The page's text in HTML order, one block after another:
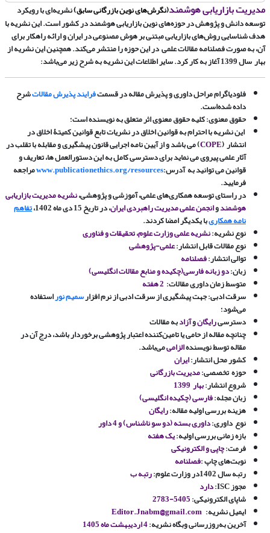
مدیریت بازاریابی هوشمند(نگرش‌های نوین بازرگانی سابق)نشریه‌ای با رویکرد
توسعه دانش و پژوهش در حوزه‌های نوین بازاریابی هوشمند در کشور است. این نشریه با
هدف شناسایی روش‌های بازاریابی مبتنی بر هوش مصنوعی در ایران و ارائه راهکار برای
آن، به صورت فصلنامه مقالات علمی در این حوزه را منتشر می‌کند. همچنین این نشریه از
بهار سال 1399 آغاز به کار کرد. سایر اطلاعات این نشریه به شرح زیر می‌باشد:
فلودیاگرام مراحل داوری و پذیرش مقاله در قسمتفرایندپذیرش مقالاتشرح
داده شده‌است.
حقوق معنوی:کلیه حقوق معنوی اثر متعلق به نویسنده است؛
این نشریه با احترام به قوانین اخلاق در نشریات تابع قوانین کمیتۀ اخلاق در
انتشار(
COPE
)می باشد و از آیین نامه اجرایی قانون پیشگیری و مقابله با تقلب در
آثار علمی پیروی می نماید برایدسترسی کامل به این دستورالعمل ها، تعاریف و
قوانین می توانید به آدرس:www.publicationethics.org/resourcesمراجعه
فرمایید.
در راستای توسعه همکاری‌های علمی، آموزشی و پژوهشی،نشریه مدیریت بازاریابی
هوشمندوانجمن علمی مدیریت راهبردی ایران، در تاریخ 15 دی ماه 1402،
تفاهم
نامه همکاریبا یکدیگر امضا کردند.
نوع نشریه:نشریه علمی وزارت علوم، تحقیقات و فناوری
نوع مقالات قابل انتشار:علمی-پژوهشی
توالی انتشار:فصلنامه
زبان:دو زبانه فارسی(چکیده و منابع مقالات انگلیسی)
متوسط زمان داوری مقالات: 2 هفته
سرقت ادبی:جهت پیشگیری از سرقت ادبی از نرم افزارسمیم نوراستفاده
می‌شود؛
دسترسیرایگانوآزادبه مقالات
چنانچه مقاله از حامی یا تامین‌کننده اعتبار پژوهشی برخوردار باشد، درج آن در
مقاله توسط نویسندهالزامیمی‌باشد.
کشور محل انتشار:ایران
حوزهتخصصی:مدیریت بازرگانی
شروع انتشار:بهار1399
زبان مجله:فارسی (چکیده انگلیسی)
هزینه بررسی اولیه مقاله:رایگان
نوعداوری:داوری بسته (دو سو ناشناس) و 4 داور
بازه زمانی بررسی اولیه:یک هفته
فرمت:چاپی و الکترونیکی
نوبت‌های چاپ:فصلنامه
رتبه سال 1402در وزارت علوم
:رتبه ب
مجوز
:دارد
شاپای الکترونیکی:5405-2783
ایمیل نشریه:
آخرین به‌روز‌رسانی وبگاه نشریه:4 اردیبهشت ماه 1405